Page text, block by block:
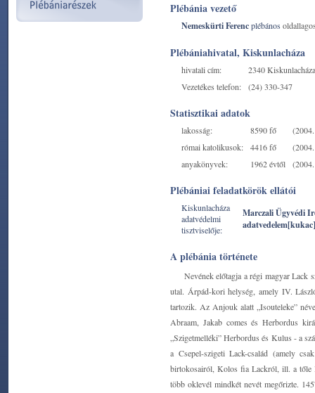
Plébánia vezető
Nemeskürti Ferencplébános
Plébániahivatal, Kiskunlacháza
hivatali cím:
2340
Vezetékes telefon:
(24) 330-347
Statisztikai adatok
lakosság: 8590 fő
római katolikusok:
4416 fő
anyakönyvek:
1962 évtől
Plébániai feladatkörök ellátói
Kiskunlacháza
adatvédelmi
tisztviselője:
Marczali Ügyvédi
A plébánia története
Nevének előtagja a régi magyar Lack
utal. Árpád-kori helység, amely IV.
tartozik. Az Anjouk alatt „Isouteleke”
Abraam, Jakab comes és Herbordus
„Szigetmelléki” Herbordus és Kulus - a
a Csepel-szigeti Lack-család (amely
birtokosairól, Kolos fia Lackról, ill. a tőle
több oklevél mindkét nevét megőrizte.